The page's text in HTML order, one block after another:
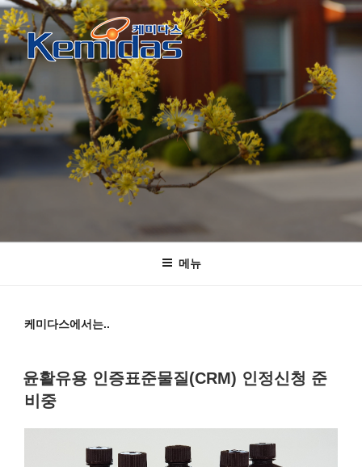
콘
텐
츠
로
바
로
가
케미다스
KOLAS 인정 공인시험기관 및 표준물질 생산기관
메뉴
케미다스에서는..
윤활유용 인증표준물질(CRM) 인정신청 준
비중